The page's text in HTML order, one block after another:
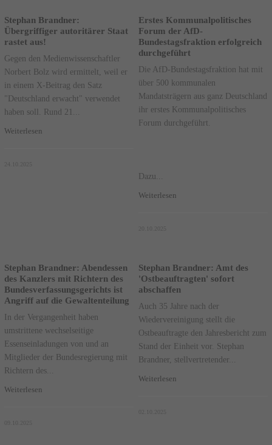
Stephan Brandner:
Übergriffiger autoritärer Staat
rastet aus!
Gegen den Medienwissenschaftler
Norbert Bolz wird ermittelt, weil er
in einem X-Beitrag den Satz
"Deutschland erwacht" verwendet
haben soll. Rund 21...
Weiterlesen
24.10.2025
Erstes Kommunalpolitisches
Forum der AfD-
Bundestagsfraktion erfolgreich
durchgeführt
Die AfD-Bundestagsfraktion hat mit
über 500 kommunalen
Mandatsträgern aus ganz Deutschland
ihr erstes Kommunalpolitisches
Forum durchgeführt.
Dazu...
Weiterlesen
Stephan Brandner: Abendessen
des Kanzlers mit Richtern des
Bundesverfassungsgerichts ist
Angriff auf die Gewaltenteilung
In der Vergangenheit haben
umstrittene wechselseitige
Essenseinladungen von und an
Mitglieder der Bundesregierung mit
Richtern des...
Weiterlesen
Stephan Brandner: Amt des
'Ostbeauftragten' sofort
abschaffen
Auch 35 Jahre nach der
Wiedervereinigung stellt die
Ostbeauftragte den Jahresbericht zum
Stand der Einheit vor. Stephan
Brandner, stellvertretender...
Weiterlesen